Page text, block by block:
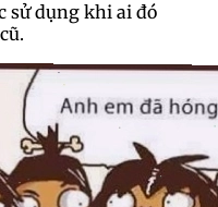
sử dụng khi ai đó